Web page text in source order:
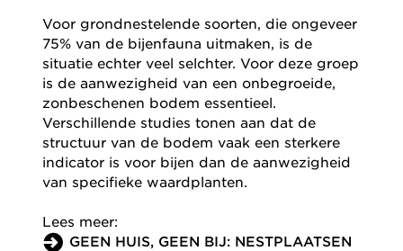
Voor grondnestelende soorten, die ongeveer
75% van de bijenfauna uitmaken, is de
situatie echter veel selchter. Voor deze groep
is de aanwezigheid van een onbegroeide,
zonbeschenen bodem essentieel.
Verschillende studies tonen aan dat de
structuur van de bodem vaak een sterkere
indicator is voor bijen dan de aanwezigheid
van specifieke waardplanten.
Lees meer:
GEEN HUIS, GEEN BIJ: NESTPLAATSEN